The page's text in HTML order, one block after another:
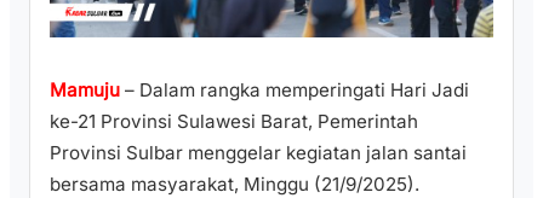
Mamuju – Dalam rangka memperingati Hari Jadi
ke-21 Provinsi Sulawesi Barat, Pemerintah
Provinsi Sulbar menggelar kegiatan jalan santai
bersama masyarakat, Minggu (21/9/2025).